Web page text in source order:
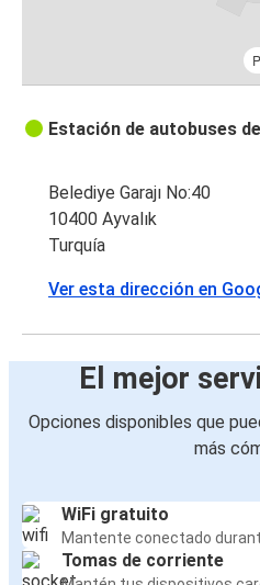
Estación de autobuses
Belediye Garajı No:40
10400 Ayvalık
Turquía
Ver esta dirección en
El mejor
Opciones disponibles que
más
WiFi gratuito
Mantente conectado
Tomas de corriente